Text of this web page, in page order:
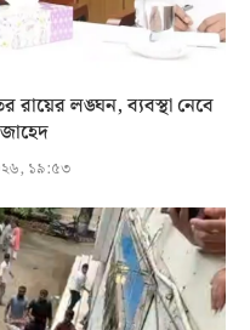
রায়ের লঙ্ঘন, ব্যবস্থা নেবে
১৯:৫৩